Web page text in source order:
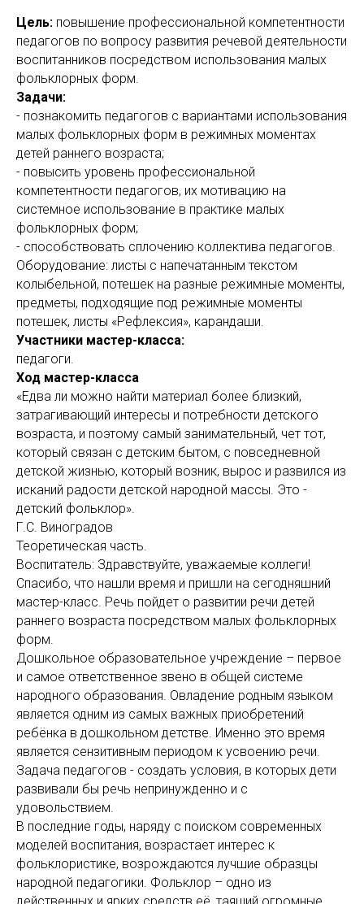
Цель: повышение профессиональной компетентности
педагогов по вопросу развития речевой деятельности
воспитанников посредством использования малых
фольклорных форм.
Задачи:
- познакомить педагогов с вариантами использования
малых фольклорных форм в режимных моментах
детей раннего возраста;
- повысить уровень профессиональной
компетентности педагогов, их мотивацию на
системное использование в практике малых
фольклорных форм;
- способствовать сплочению коллектива педагогов.
Оборудование: листы с напечатанным текстом
колыбельной, потешек на разные режимные моменты,
предметы, подходящие под режимные моменты
потешек, листы «Рефлексия», карандаши.
Участники мастер-класса:
педагоги.
Ход мастер-класса
«Едва ли можно найти материал более близкий,
затрагивающий интересы и потребности детского
возраста, и поэтому самый занимательный, чет тот,
который связан с детским бытом, с повседневной
детской жизнью, который возник, вырос и развился из
исканий радости детской народной массы. Это -
детский фольклор».
Г.С. Виноградов
Теоретическая часть.
Воспитатель: Здравствуйте, уважаемые коллеги!
Спасибо, что нашли время и пришли на сегодняшний
мастер-класс. Речь пойдет о развитии речи детей
раннего возраста посредством малых фольклорных
форм.
Дошкольное образовательное учреждение – первое
и самое ответственное звено в общей системе
народного образования. Овладение родным языком
является одним из самых важных приобретений
ребёнка в дошкольном детстве. Именно это время
является сензитивным периодом к усвоению речи.
Задача педагогов - создать условия, в которых дети
развивали бы речь непринужденно и с
удовольствием.
В последние годы, наряду с поиском современных
моделей воспитания, возрастает интерес к
фольклористике, возрождаются лучшие образцы
народной педагогики. Фольклор – одно из